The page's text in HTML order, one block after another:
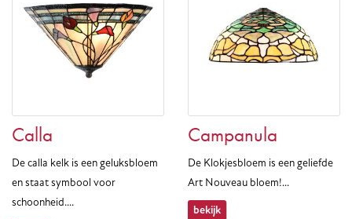
Calla
De calla kelk is een geluksbloem
en staat symbool voor
schoonheid....
Campanula
De Klokjesbloem is een geliefde
Art Nouveau bloem!...
bekijk